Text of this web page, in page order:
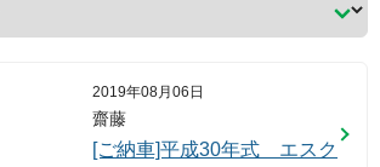
2019年08月06日
齋藤
[ご納車]平成30年式 エスク